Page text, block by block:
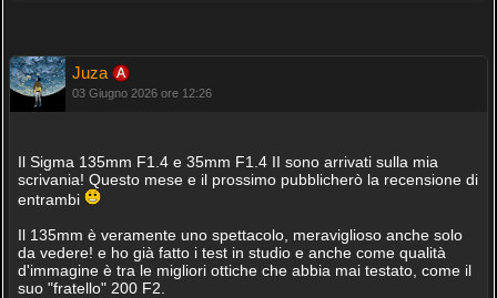
Juza
03 Giugno 2026 ore 12:26
Il Sigma 135mm F1.4 e 35mm F1.4 II sono arrivati sulla mia
scrivania! Questo mese e il prossimo pubblicherò la recensione di
entrambi
Il 135mm è veramente uno spettacolo, meraviglioso anche solo
da vedere! e ho già fatto i test in studio e anche come qualità
d'immagine è tra le migliori ottiche che abbia mai testato, come il
suo "fratello" 200 F2.